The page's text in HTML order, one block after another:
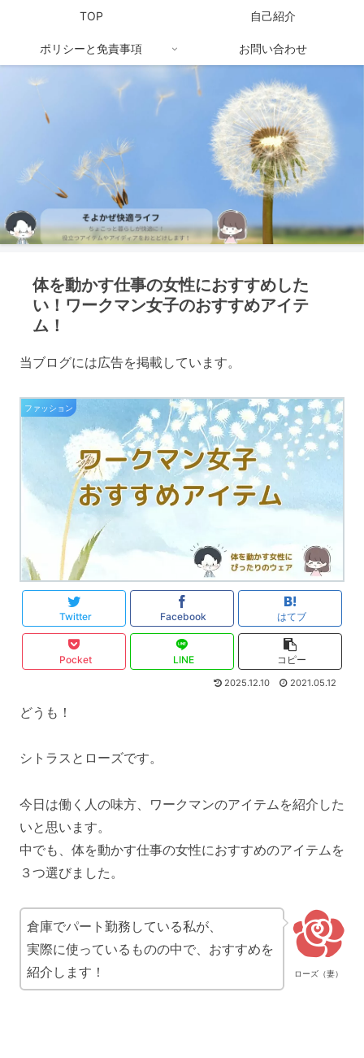
TOP 自己紹介
ポリシーと免責事項 お問い合わせ
体を動かす仕事の女性におすすめした
い！ワークマン女子のおすすめアイテ
ム！
当ブログには広告を掲載しています。
ファッション
Twitter Facebook はてブ
Pocket LINE コピー
2025.12.10 2021.05.12
どうも！
シトラスとローズです。
今日は働く人の味方、ワークマンのアイテムを紹介した
いと思います。
中でも、体を動かす仕事の女性におすすめのアイテムを
３つ選びました。
ローズ（妻）
倉庫でパート勤務している私が、
実際に使っているものの中で、おすすめを
紹介します！